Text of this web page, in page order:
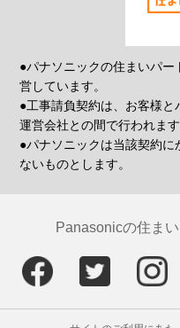
●パナソニックの住まいパ
営しています。
●工事請負契約は、お客様
運営会社との間で行われます
●パナソニックは当該契約
ないものとします。
Panasonicの住ま